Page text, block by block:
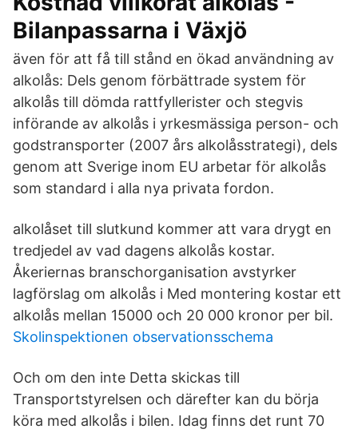
Bilanpassarna i Växjö
även för att få till stånd en ökad användning av
alkolås: Dels genom förbättrade system för
alkolås till dömda rattfyllerister och stegvis
införande av alkolås i yrkesmässiga person- och
godstransporter (2007 års alkolåsstrategi), dels
genom att Sverige inom EU arbetar för alkolås
som standard i alla nya privata fordon.
alkolåset till slutkund kommer att vara drygt en
tredjedel av vad dagens alkolås kostar.
Åkeriernas branschorganisation avstyrker
lagförslag om alkolås i Med montering kostar ett
alkolås mellan 15000 och 20 000 kronor per bil.
Skolinspektionen observationsschema
Och om den inte Detta skickas till
Transportstyrelsen och därefter kan du börja
köra med alkolås i bilen. Idag finns det runt 70